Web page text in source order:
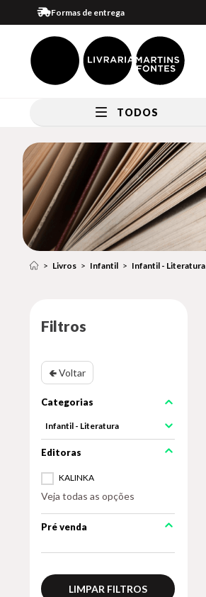
Formas de entrega
TODOS
Livros Infantil Infantil - Literatura
Filtros
🢀 Voltar
Infantil - Literatura
KALINKA
Veja todas as opções
Pré venda
LIMPAR FILTROS